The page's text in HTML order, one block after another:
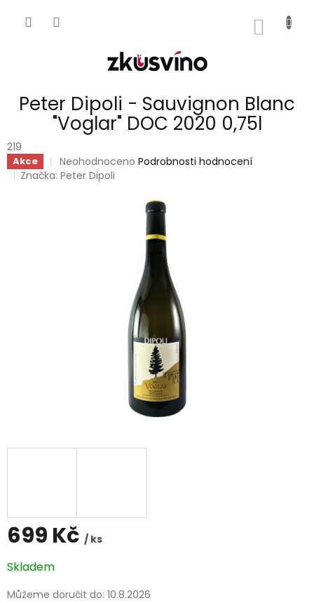
Peter Dipoli - Sauvignon Blanc
"Voglar" DOC 2020 0,75l
219
Akce
Průměrné
hodnocení
Neohodnoceno Podrobnosti hodnocení
Značka:Peter Dipoli
699 Kč / ks
Měrná
cena:
Skladem
Můžeme doručit do: 10.8.2026